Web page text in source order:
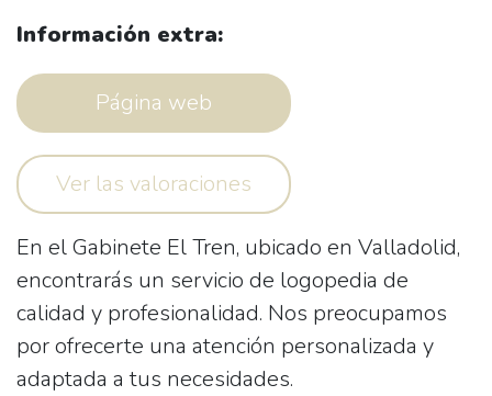
Información extra:
Página web
Ver las valoraciones
En elGabinete El Tren, ubicado en Valladolid,
encontrarás un servicio de logopedia de
calidad y profesionalidad. Nos preocupamos
por ofrecerte una atención personalizada y
adaptada a tus necesidades.